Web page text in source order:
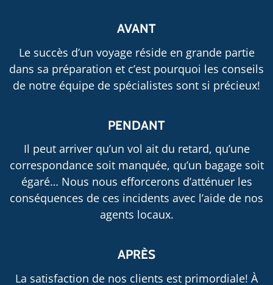
AVANT
Le succès d’un voyage réside en grande partie
dans sa préparation et c’est pourquoi les conseils
de notre équipe de spécialistes sont si précieux!
PENDANT
Il peut arriver qu’un vol ait du retard, qu’une
correspondance soit manquée, qu’un bagage soit
égaré… Nous nous efforcerons d’atténuer les
conséquences de ces incidents avec l’aide de nos
agents locaux.
APRÈS
La satisfaction de nos clients est primordiale! À